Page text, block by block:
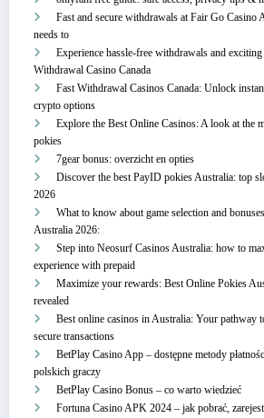
Fast and secure withdrawals at Fair Go Casino
needs to
Experience hassle-free withdrawals and
Withdrawal Casino Canada
Fast Withdrawal Casinos Canada: Unlock
crypto options
Explore the Best Online Casinos: A look at the
pokies
7gear bonus: overzicht en opties
Discover the best PayID pokies Australia: top
2026
What to know about game selection and
Australia 2026:
Step into Neosurf Casinos Australia: how to
experience with prepaid
Maximize your rewards: Best Online Pokies
revealed
Best online casinos in Australia: Your pathway
secure transactions
BetPlay Casino App – dostępne metody
polskich graczy
BetPlay Casino Bonus – co warto wiedzieć
Fortuna Casino APK 2024 – jak pobrać,